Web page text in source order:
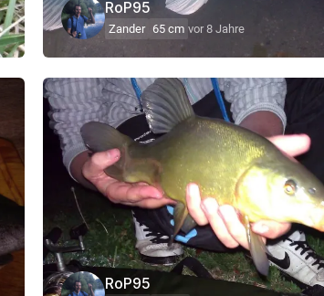
RoP95
Zander 65 cm vor 8 Jahre
RoP95